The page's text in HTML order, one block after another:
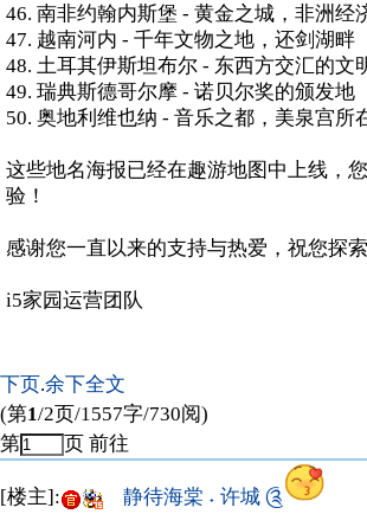
46. 南非约翰内斯堡 - 黄金之城，非洲经
47. 越南河内 - 千年文物之地，还剑湖畔
48. 土耳其伊斯坦布尔 - 东西方交汇的文
49. 瑞典斯德哥尔摩 - 诺贝尔奖的颁发地
50. 奥地利维也纳 - 音乐之都，美泉宫所
这些地名海报已经在趣游地图中上线，
验！
感谢您一直以来的支持与热爱，祝您探索
i5家园运营团队
下页.余下全文
(第1/2页/1557字/730阅)
第
页 前往
[楼主]:
静待海棠 ˖ 许城 ༊